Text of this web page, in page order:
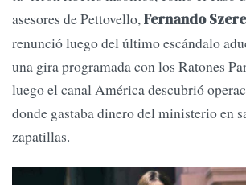
asesores de Pettovello,Fernando
renunció luego del último escándalo
una gira programada con los Ratones
luego el canal América descubrió
donde gastaba dinero del ministerio en
zapatillas.